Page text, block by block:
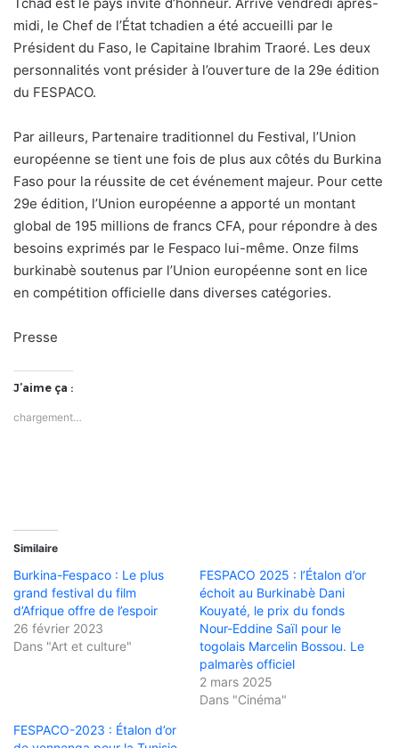
midi, le Chef de l’État tchadien a été accueilli par le
Président du Faso, le Capitaine Ibrahim Traoré. Les deux
personnalités vont présider à l’ouverture de la 29e édition
du FESPACO.
Par ailleurs, Partenaire traditionnel du Festival, l’Union
européenne se tient une fois de plus aux côtés du Burkina
Faso pour la réussite de cet événement majeur. Pour cette
29e édition, l’Union européenne a apporté un montant
global de 195 millions de francs CFA, pour répondre à des
besoins exprimés par le Fespaco lui-même. Onze films
burkinabè soutenus par l’Union européenne sont en lice
en compétition officielle dans diverses catégories.
Presse
J’aime ça :
chargement…
Similaire
Burkina-Fespaco : Le plus
grand festival du film
d’Afrique offre de l’espoir
26 février 2023
Dans "Art et culture"
FESPACO 2025 : l’Étalon d’or
échoit au Burkinabè Dani
Kouyaté, le prix du fonds
Nour-Eddine Saïl pour le
togolais Marcelin Bossou. Le
palmarès officiel
2 mars 2025
Dans "Cinéma"
FESPACO-2023 : Étalon d’or